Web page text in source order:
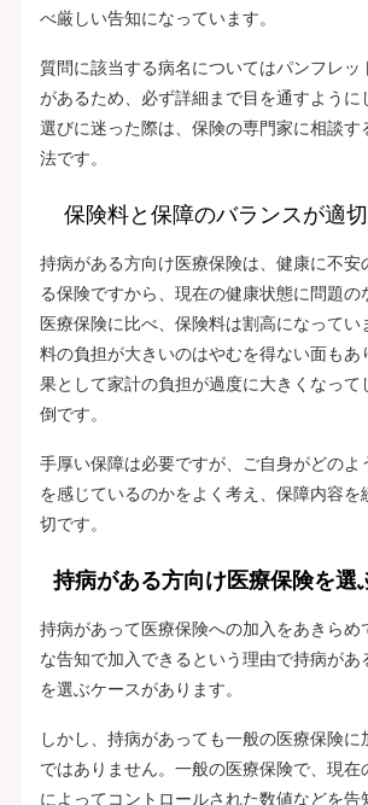
べ厳しい告知になっています。
質問に該当する病名についてはパンフレッ
があるため、必ず詳細まで目を通すように
選びに迷った際は、保険の専門家に相談す
法です。
保険料と保障のバランスが適
持病がある方向け医療保険は、健康に不安
る保険ですから、現在の健康状態に問題の
医療保険に比べ、保険料は割高になってい
料の負担が大きいのはやむを得ない面もあ
果として家計の負担が過度に大きくなって
倒です。
手厚い保障は必要ですが、ご自身がどのよ
を感じているのかをよく考え、保障内容を
切です。
持病がある方向け医療保険を選
持病があって医療保険への加入をあきらめ
な告知で加入できるという理由で持病があ
を選ぶケースがあります。
しかし、持病があっても一般の医療保険に
ではありません。一般の医療保険で、現在
によってコントロールされた数値などを告